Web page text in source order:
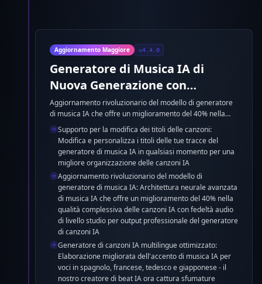
Aggiornamento Maggiore v4.4.0
Generatore di Musica IA di
Nuova Generazione con
Realismo Migliorato ed
Eccellenza Multilingue
Aggiornamento rivoluzionario del modello di generatore
di musica IA che offre un miglioramento del 40% nella
qualità complessiva delle canzoni IA con fedeltà audio di
livello studio. Generatore di canzoni IA multilingue
migliorato con elaborazione dell'accento ottimizzata per
voci in spagnolo, francese, tedesco e giapponese. Sintesi
di strumenti ultra-realistica e orchestrazione di musica IA
migliorata creano produzioni professionali del generatore
di musica IA con velocità di elaborazione del 25% più
veloce.
Supporto per la modifica dei titoli delle canzoni:
Modifica e personalizza i titoli delle tue tracce del
generatore di musica IA in qualsiasi momento per una
migliore organizzazione delle canzoni IA
Aggiornamento rivoluzionario del modello di
generatore di musica IA: Architettura neurale avanzata
di musica IA che offre un miglioramento del 40% nella
qualità complessiva delle canzoni IA con fedeltà audio
di livello studio per output professionale del generatore
di canzoni IA
Generatore di canzoni IA multilingue ottimizzato:
Elaborazione migliorata dell'accento di musica IA per
voci in spagnolo, francese, tedesco e giapponese - il
nostro creatore di beat IA ora cattura sfumature